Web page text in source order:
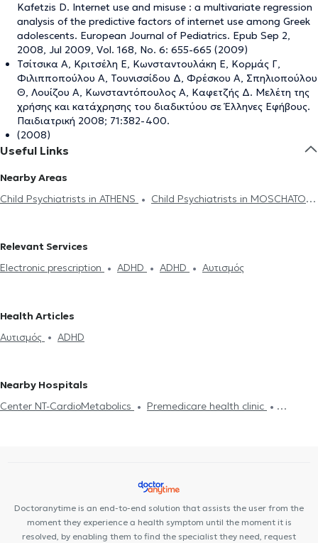
Kafetzis D. Internet use and misuse : a multivariate regression
analysis of the predictive factors of internet use among Greek
adolescents. European Journal of Pediatrics. Epub Sep 2,
2008, Jul 2009, Vol. 168, No. 6: 655-665 (2009)
Τσίτσικα Α, Κριτσέλη Ε, Κωνσταντουλάκη Ε, Κορμάς Γ,
Φιλιπποπούλου Α, Τουνισσίδου Δ, Φρέσκου Α, Σπηλιοπούλου
Θ, Λουίζου Α, Κωνσταντόπουλος Α, Καφετζής Δ. Μελέτη της
χρήσης και κατάχρησης του διαδικτύου σε Έλληνες Εφήβους.
Παιδιατρική 2008; 71:382-400.
(2008)
Useful Links
Nearby Areas
Child Psychiatrists in ATHENS
Child Psychiatrists in MOSCHATO
in NEA IONIA
Child Psychiatrists in KIFISIA
Relevant Services
Electronic prescription
ADHD ADHD Αυτισμός
Health Articles
Αυτισμός
ADHD
Nearby Hospitals
Center NT-CardioMetabolics
Premedicare health clinic
Doctoranytime is an end-to-end solution that assists the user from the
moment they experience a health symptom until the moment it is
resolved, by enabling them to find the specialist they need, request